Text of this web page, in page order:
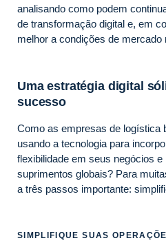
analisando como podem
de transformação digital e, em
melhor a condições de mercado
Uma estratégia digital
sucesso
Como as empresas de logística
usando a tecnologia para
flexibilidade em seus negócios
suprimentos globais? Para
a três passos importante:
SIMPLIFIQUE SUAS